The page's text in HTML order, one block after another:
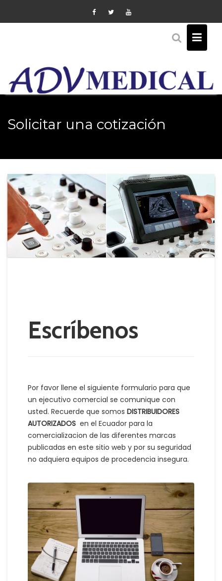
Solicitar una cotización
Escríbenos
Por favor llene el siguiente formulario para que
un ejecutivo comercial se comunique con
usted. Recuerde que somos DISTRIBUIDORES
AUTORIZADOS en el Ecuador para la
comercializacion de las diferentes marcas
publicadas en este sitio web y por su seguridad
no adquiera equipos de procedencia insegura.